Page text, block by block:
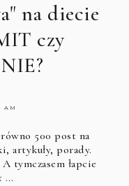
na diecie
czy
AM
500 post na
artykuły, porady.
tymczasem łapcie
…